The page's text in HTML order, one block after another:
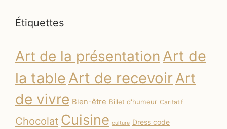
Étiquettes
Art de la présentation Art de
la table Art de recevoirArt
de vivre Bien-être Billet d'humeur Caritatif
Chocolat Cuisine culture Dress code